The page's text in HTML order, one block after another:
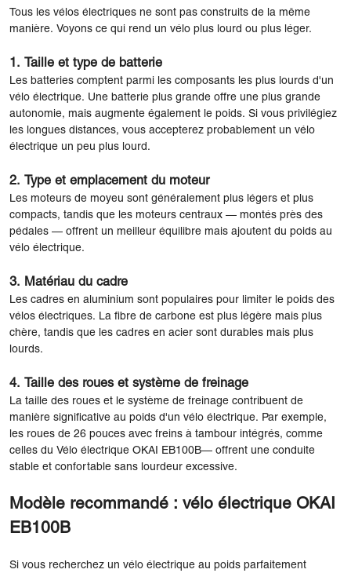
Tous les vélos électriques ne sont pas construits de la même
manière. Voyons ce qui rend un vélo plus lourd ou plus léger.
1. Taille et type de batterie
Les batteries comptent parmi les composants les plus lourds d'un
vélo électrique. Une batterie plus grande offre une plus grande
autonomie, mais augmente également le poids. Si vous privilégiez
les longues distances, vous accepterez probablement un vélo
électrique un peu plus lourd.
2. Type et emplacement du moteur
Les moteurs de moyeu sont généralement plus légers et plus
compacts, tandis que les moteurs centraux — montés près des
pédales — offrent un meilleur équilibre mais ajoutent du poids au
vélo électrique.
3. Matériau du cadre
Les cadres en aluminium sont populaires pour limiter le poids des
vélos électriques. La fibre de carbone est plus légère mais plus
chère, tandis que les cadres en acier sont durables mais plus
lourds.
4. Taille des roues et système de freinage
La taille des roues et le système de freinage contribuent de
manière significative au poids d'un vélo électrique. Par exemple,
les roues de 26 pouces avec freins à tambour intégrés, comme
celles du Vélo électrique OKAI EB100B— offrent une conduite
stable et confortable sans lourdeur excessive.
Modèle recommandé : vélo électrique OKAI
EB100B
Si vous recherchez un vélo électrique au poids parfaitement